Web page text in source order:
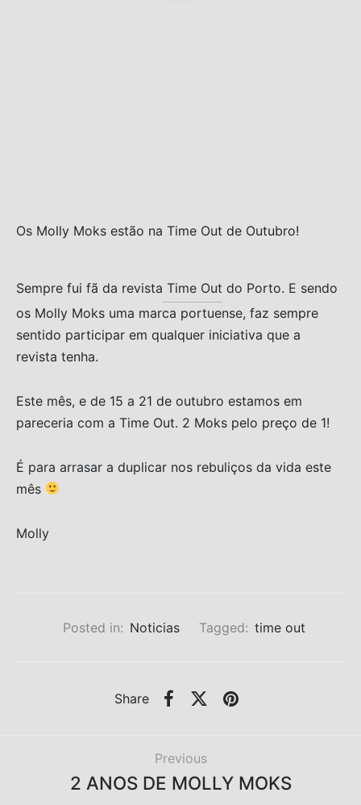
Os Molly Moks estão na Time Out de Outubro!
Sempre fui fã da revista Time Out do Porto. E sendo
os Molly Moks uma marca portuense, faz sempre
sentido participar em qualquer iniciativa que a
revista tenha.
Este mês, e de 15 a 21 de outubro estamos em
pareceria com a Time Out. 2 Moks pelo preço de 1!
É para arrasar a duplicar nos rebuliços da vida este
mês
Molly
Posted in: Noticias Tagged: time out
Share
Previous
2 ANOS DE MOLLY MOKS